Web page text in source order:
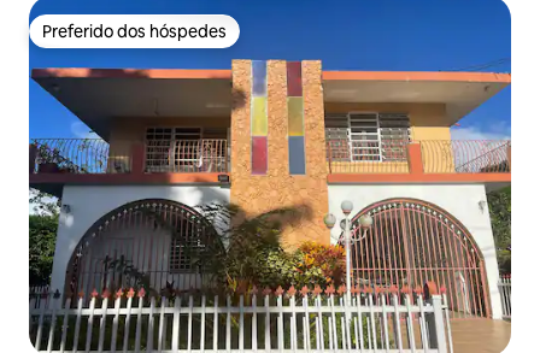
Preferido dos hóspedes
Preferido dos hóspedes